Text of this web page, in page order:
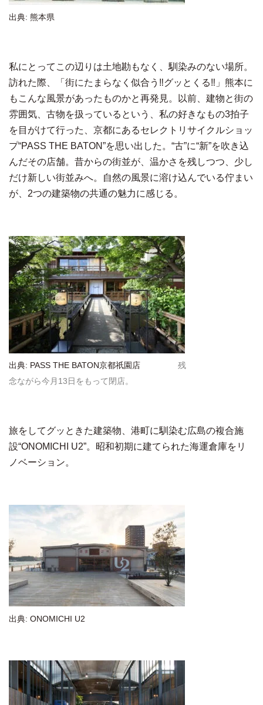
出典: 熊本県
私にとってこの辺りは土地勘もなく、馴染みのない場所。
訪れた際、「街にたまらなく似合う‼︎グッとくる‼︎」熊本に
もこんな風景があったものかと再発見。以前、建物と街の
雰囲気、古物を扱っているという、私の好きなもの3拍子
を目がけて行った、京都にあるセレクトリサイクルショッ
プ“PASS THE BATON”を思い出した。“古”に“新”を吹き込
んだその店舗。昔からの街並が、温かさを残しつつ、少し
だけ新しい街並みへ。自然の風景に溶け込んでいる佇まい
が、2つの建築物の共通の魅力に感じる。
出典: PASS THE BATON京都祇園店 残
念ながら今月13日をもって閉店。
旅をしてグッときた建築物、港町に馴染む広島の複合施
設“ONOMICHI U2”。昭和初期に建てられた海運倉庫をリ
ノベーション。
出典: ONOMICHI U2